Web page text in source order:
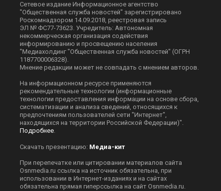
Сетевое издание Информационное агентство
"Общественная служба новостей" зарегистрировано
Роскомнадзором 14.09.2018, реестровая запись
ЭЛ № ФС77-73623. Учредитель: Автономная
некоммерческая организация содействия
информированию и просвещению населения
"Медиахолдинг "Общественная служба новостей" (ОГРН
1187700006328).
Мнение редакции может не совпадать с мнением авторов.
На информационном ресурсе применяются
рекомендательные технологии (информационные
технологии предоставления информации на основе сбора,
систематизации и анализа сведений, относящихся к
предпочтениям пользователей сети "Интернет",
находящихся на территории Российской Федерации)".
Подробнее.
Скачать презентацию: Медиа-кит
При перепечатке или цитировании материалов сайта
Оsnmedia.ru ссылка на источник обязательна, при
использовании в Интернет-изданиях и на сайтах
обязательна прямая гиперссылка на сайт Оsnmedia.ru.